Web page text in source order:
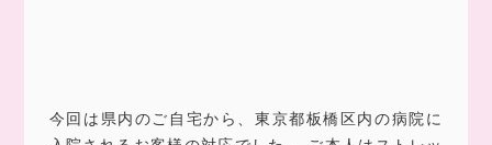
今回は県内のご自宅から、東京都板橋区内の病院に